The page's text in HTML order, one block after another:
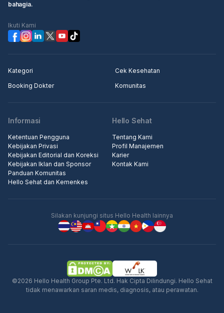
bahagia.
Ikuti Kami
Kategori
Cek Kesehatan
Booking Dokter
Komunitas
Informasi
Ketentuan Pengguna
Kebijakan Privasi
Kebijakan Editorial dan Koreksi
Kebijakan Iklan dan Sponsor
Panduan Komunitas
Hello Sehat dan Kemenkes
Hello Sehat
Tentang Kami
Profil Manajemen
Karier
Kontak Kami
Silakan kunjungi situs Hello Health lainnya
©2026 Hello Health Group Pte. Ltd. Hak Cipta Dilindungi. Hello Sehat
tidak menawarkan saran medis, diagnosis, atau perawatan.